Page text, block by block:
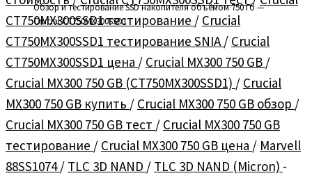
Обзор и тестирование SSD накопителя объёмом 750 Гб —
Crucial CT750MX300SSD1
CT750MX300SSD1 тестирование / Crucial
CT750MX300SSD1 тестирование SNIA/ Crucial
CT750MX300SSD1 цена / Crucial MX300 750 GB /
Crucial MX300 750 GB (CT750MX300SSD1) / Crucial
MX300 750 GB купить / Crucial MX300 750 GB обзор /
Crucial MX300 750 GB тест / Crucial MX300 750 GB
тестирование / Crucial MX300 750 GB цена / Marvell
88SS1074/ TLC 3D NAND / TLC 3D NAND (Micron) -